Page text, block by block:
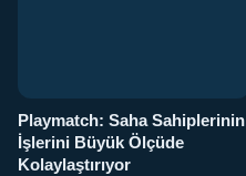
Playmatch: Saha Sahiplerinin
İşlerini Büyük Ölçüde
Kolaylaştırıyor